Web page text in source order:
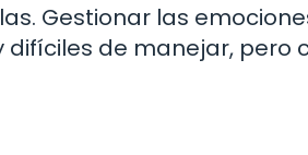
Gestionar las
difíciles de manejar, pero